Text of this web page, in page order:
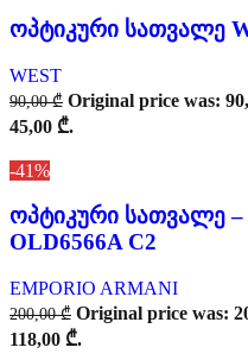
ოპტიკური სათვალე
WEST
90,00₾ Original price was:
45,00 ₾.
-41%
ოპტიკური სათვალე
OLD6566A C2
EMPORIO ARMANI
200,00₾ Original price was:
118,00 ₾.